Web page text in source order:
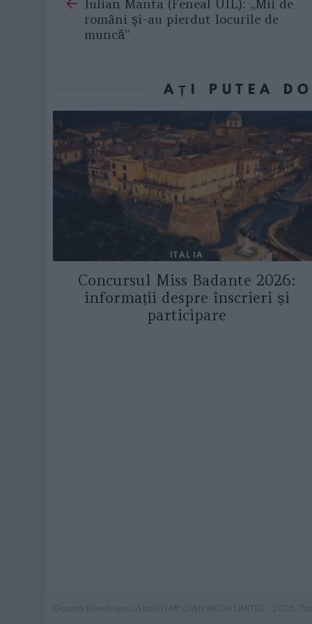
Iulian Manta (Feneal UIL): „Mii de
români şi-au pierdut locurile de
muncă”
AȚI PUTEA
ITALIA
Concursul Miss Badante 2026:
informații despre înscrieri și
participare